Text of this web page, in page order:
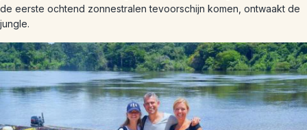
de eerste ochtend zonnestralen tevoorschijn komen, ontwaakt de
jungle.